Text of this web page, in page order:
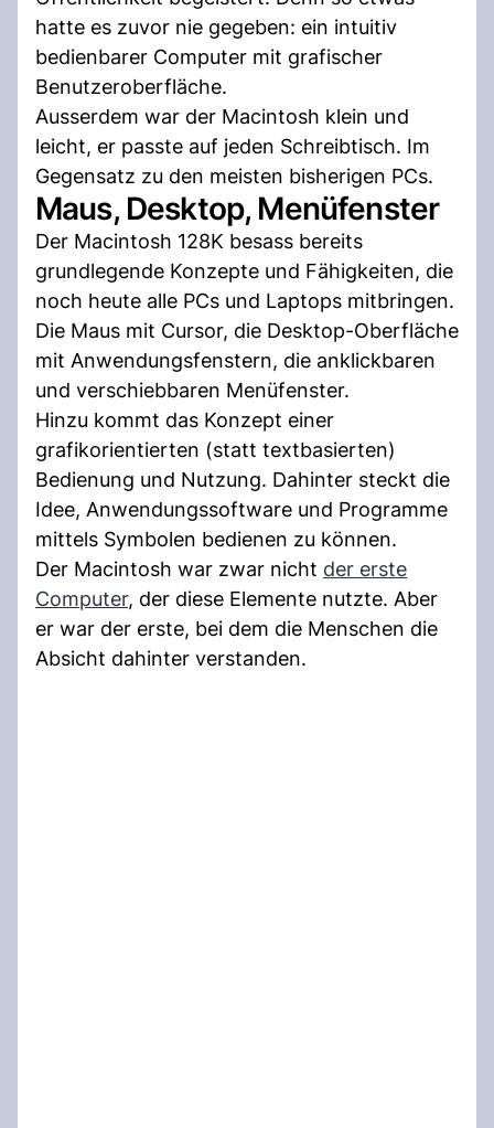
hatte es zuvor nie gegeben: ein intuitiv
bedienbarer Computer mit grafischer
Benutzeroberfläche.
Ausserdem war der Macintosh klein und
leicht, er passte auf jeden Schreibtisch. Im
Gegensatz zu den meisten bisherigen PCs.
Maus, Desktop, Menüfenster
Der Macintosh 128K besass bereits
grundlegende Konzepte und Fähigkeiten, die
noch heute alle PCs und Laptops mitbringen.
Die Maus mit Cursor, die Desktop-Oberfläche
mit Anwendungsfenstern, die anklickbaren
und verschiebbaren Menüfenster.
Hinzu kommt das Konzept einer
grafikorientierten (statt textbasierten)
Bedienung und Nutzung. Dahinter steckt die
Idee, Anwendungssoftware und Programme
mittels Symbolen bedienen zu können.
Der Macintosh war zwar nicht der erste
Computer, der diese Elemente nutzte. Aber
er war der erste, bei dem die Menschen die
Absicht dahinter verstanden.